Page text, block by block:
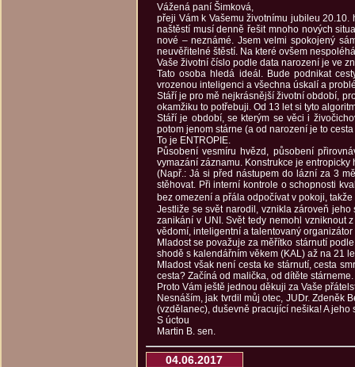
Vážená paní Šimková,
přeji Vám k Vašemu životnímu jubileu
naštěstí musí denně řešit mnoho nových
nové – neznámé. Jsem velmi spokojený
neuvěřitelné štěstí. Na které ovšem
Vaše životní číslo podle data narození je ve
Tato osoba hledá ideál. Bude podnikat
vrozenou inteligenci a všechna úskalí a
Stáří je pro mě nejkrásnější životní období,
okamžiku to potřebuji. Od 13 let si tyto
Stáří je období, se kterým se věci i
potom jenom stárne (a od narození je to cesta
To je ENTROPIE.
Působení vesmíru hvězd, působení
vymazání záznamu. Konstrukce je
(Např.: Já si před nástupem do lázní za 3
stěhovat. Při interní kontrole o schopnosti
bez omezení a přála odpočívat v pokoji,
Jestliže se svět narodil, vznikla zároveň
zanikání v UNI. Svět tedy nemohl vzniknout
vědomí, inteligentní a talentovaný
Mladost se považuje za měřítko stárnutí
shodě s kalendářním věkem (KAL) až na 21
Mladost však není cesta ke stárnutí, cesta
cesta? Začíná od malička, od dítěte stárneme.
Proto Vám ještě jednou děkuji za Vaše
Nesnáším, jak tvrdil můj otec, JUDr. Zdeněk
(vzdělanec), duševně pracující nešika! A
S úctou
Martin B. sen.
04.06.2017